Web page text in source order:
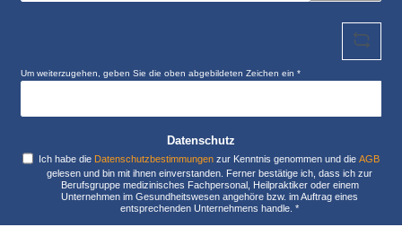
Um weiterzugehen, geben Sie die oben abgebildeten Zeichen ein*
Datenschutz
Ich habe die Datenschutzbestimmungen zur Kenntnis genommen und dieAGB
gelesen und bin mit ihnen einverstanden. Ferner bestätige ich, dass ich zur
Berufsgruppe medizinisches Fachpersonal, Heilpraktiker oder einem
Unternehmen im Gesundheitswesen angehöre bzw. im Auftrag eines
entsprechenden Unternehmens handle.*